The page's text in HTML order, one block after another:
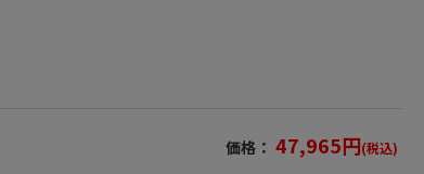
価格： 47,965円(税込)